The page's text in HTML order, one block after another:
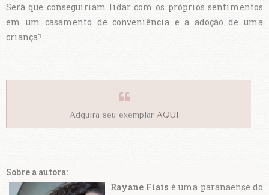
Será que conseguiriam lidar com os próprios sentimentos
em um casamento de conveniência e a adoção de uma
criança?
Adquira seu exemplar AQUI
Sobre a autora:
Rayane Fiais é uma paranaense do